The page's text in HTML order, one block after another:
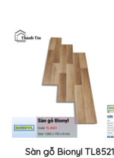
Sàn gỗ Bionyl TL8521